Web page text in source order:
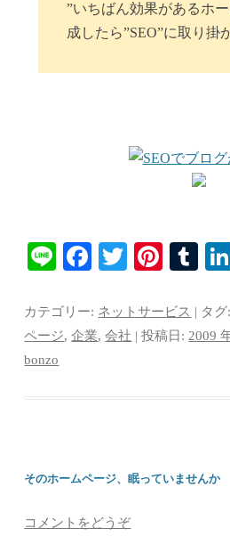
”いちばん効果があるホ
成したら”SEO”に取り掛
Li
Fa
bo
ok
T
tte
r
Pi
er
es
T
m
bl
カテゴリー: ネットサービス | タ
ページ,企業,会社 | 投稿日: 2009
bonzo
そのホームページ、眠っていませんか
コメントをどうぞ